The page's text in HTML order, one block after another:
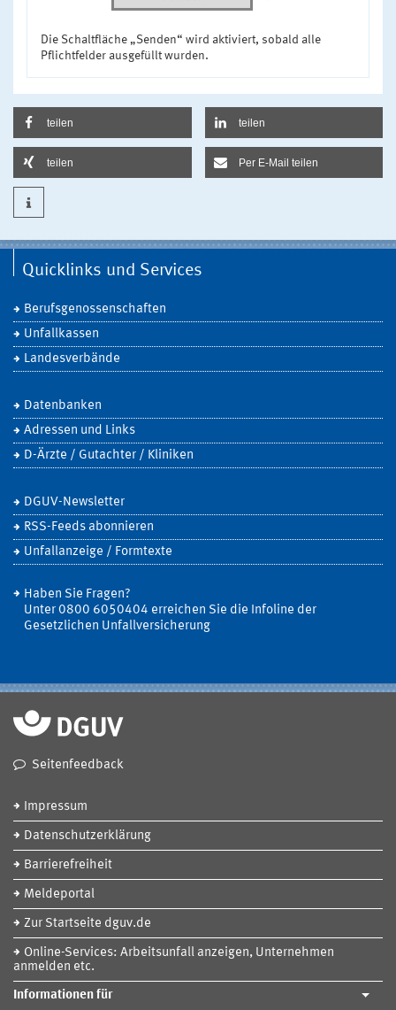
Die Schaltfläche „Senden“ wird aktiviert, sobald alle
Pflichtfelder ausgefüllt wurden.
teilen teilen
teilen Per E-Mail teilen
Quicklinks und Services
Berufsgenossenschaften
Unfallkassen
Landesverbände
Datenbanken
Adressen und Links
D-Ärzte / Gutachter / Kliniken
DGUV-Newsletter
RSS-Feeds abonnieren
Unfallanzeige / Formtexte
Haben Sie Fragen?
Unter 0800 6050404 erreichen Sie die Infoline der
Gesetzlichen Unfallversicherung
Seitenfeedback
Impressum
Datenschutzerklärung
Barrierefreiheit
Meldeportal
Zur Startseite dguv.de
Online-Services: Arbeitsunfall anzeigen, Unternehmen
anmelden etc.
Informationen für